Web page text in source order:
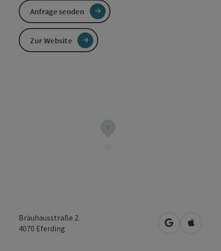
Bräuhausstraße 2
4070 Eferding in Google
in
Anfrage senden
Zur Website